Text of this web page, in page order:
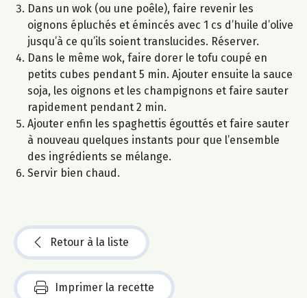
Dans un wok (ou une poêle), faire revenir les
oignons épluchés et émincés avec 1 cs d’huile d’olive
jusqu’à ce qu’ils soient translucides. Réserver.
Dans le même wok, faire dorer le tofu coupé en
petits cubes pendant 5 min. Ajouter ensuite la sauce
soja, les oignons et les champignons et faire sauter
rapidement pendant 2 min.
Ajouter enfin les spaghettis égouttés et faire sauter
à nouveau quelques instants pour que l’ensemble
des ingrédients se mélange.
Servir bien chaud.
Retour à la liste
Imprimer la recette